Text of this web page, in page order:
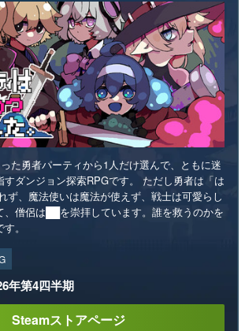
た勇者パーティから1人だけ選んで、ともに迷
すダンジョン探索RPGです。 ただし勇者は「は
ず、魔法使いは魔法が使えず、戦士は可愛らし
、僧侶は██を崇拝しています。誰を救うのかを
。
年第4四半期
Steamストアページ